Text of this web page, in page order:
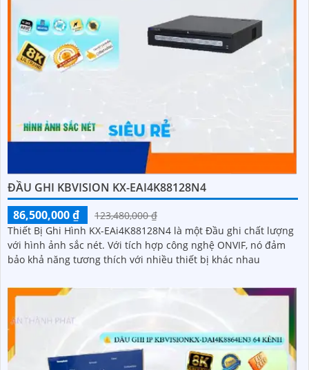
ĐẦU GHI KBVISION KX-EAI4K88128N4
86,500,000 ₫
123,480,000 ₫
Thiết Bị Ghi Hình KX-EAi4K88128N4 là một Đầu ghi chất lượng
với hình ảnh sắc nét. Với tích hợp công nghệ ONVIF, nó đảm
bảo khả năng tương thích với nhiều thiết bị khác nhau